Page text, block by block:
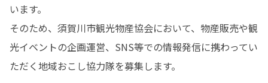
います。
そのため、須賀川市観光物産協会において、物産販売や観
光イベントの企画運営、SNS等での情報発信に携わってい
ただく地域おこし協力隊を募集します。